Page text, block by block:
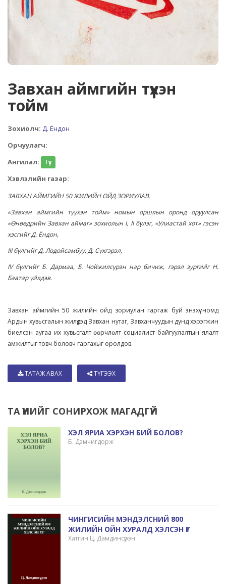
Завхан аймгийн түүхэн
тойм
Зохиолч: Д. Ёндон
Орчуулагч:
Ангилал:
Түүх
Хэвлэлийн газар:
ЗАВХАН АЙМГИЙН 50 ЖИЛИЙН ОЙД ЗОРИУЛАВ.
«Завхан аймгийн түүхэн тойм» номын оршлын оронд оруулсан
«Өнөөдрийн Завхан аймаг» зохиолын I, II бүлэг, «Улиастай хот» гэсэн
хэсгийг Д. Ёндон,
III бүлгийг Д. Лодойсамбуу, Д. Сүхгэрэл,
IV бүлгийг Б. Дармаа, Б. Чойжилсүрэн нар бичиж, гэрэл зургийг Н.
Баатар үйлдэв.
Завхан аймгийн 50 жилийн ойд зориулан гаргаж буй энэхүү номд
Ардын хувьсгалын жилүүдэд Завхан нутаг, Завханчуудын дунд хэрэгжин
биелсэн аугаа их хувьсгалт өөрчлөлт социалист байгуулалтын ялалт
амжилтыг товч боловч гаргахыг оролдов.
ТАТАЖ АВАХ ТҮГЭЭХ
ТА ҮҮНИЙГ СОНИРХОЖ МАГАДГҮЙ
ХЭЛ ЯРИА ХЭРХЭН БИЙ БОЛОВ?
Б. Дэмчигдорж
ЧИНГИСИЙН МЭНДЭЛСНИЙ 800
ЖИЛИЙН ОЙН ХУРАЛД ХЭЛСЭН ҮГ
Хатгин Ц. Дамдинсүрэн